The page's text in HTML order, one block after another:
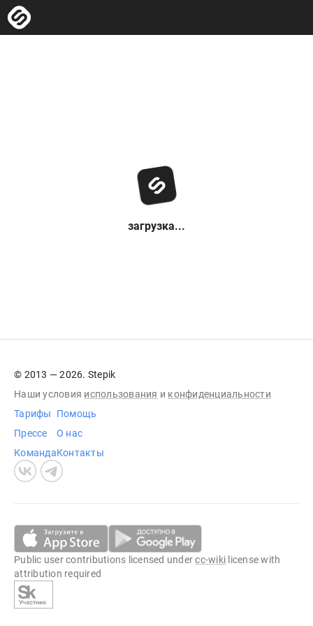
загрузка...
© 2013 — 2026. Stepik
Наши условия использования и конфиденциальности
Тарифы
Прессе
Команда
Помощь
О нас
Контакты
Public user contributions licensed undercc-wiki license with
attribution required